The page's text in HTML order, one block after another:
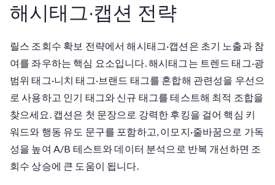
해시태그·캡션 전략
릴스 조회수 확보 전략에서 해시태그·캡션은 초기 노출과 참
여를 좌우하는 핵심 요소입니다. 해시태그는 트렌드 태그·광
범위 태그·니치 태그·브랜드 태그를 혼합해 관련성을 우선으
로 사용하고 인기 태그와 신규 태그를 테스트해 최적 조합을
찾으세요. 캡션은 첫 문장으로 강력한 후킹을 걸어 핵심 키
워드와 행동 유도 문구를 포함하고, 이모지·줄바꿈으로 가독
성을 높여 A/B 테스트와 데이터 분석으로 반복 개선하면 조
회수 상승에 큰 도움이 됩니다.